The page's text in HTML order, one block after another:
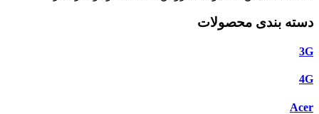
دسته بندی محصولات
3G
4G
Acer